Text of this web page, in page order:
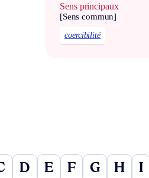
Sens principaux
[Sens commun]
coercibilité
D E F G H I